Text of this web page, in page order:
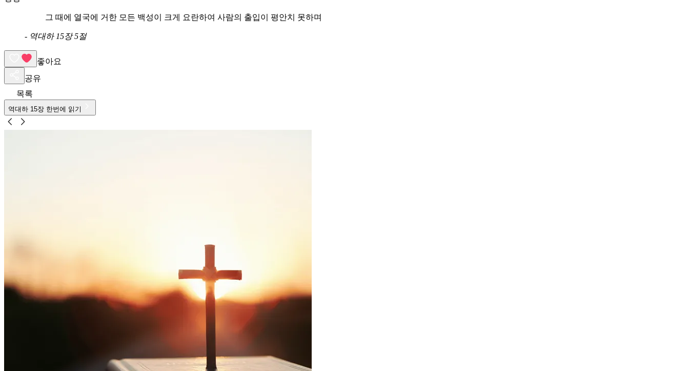
그 때에 열국에 거한 모든 백성이 크게 요란하여 사람의 출입이 평안치 못하며
- 역대하 15장 5절
좋아요
공유
목록
역대하 15장 한번에 읽기